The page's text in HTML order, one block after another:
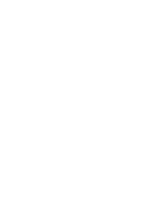
Ha llevado una
que no han
incorpora así a